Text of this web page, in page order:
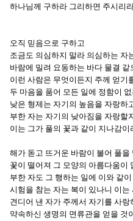
하나님께 구하라 그리하면 주시리
오직 믿음으로 구하고
조금도 의심하지 말라 의심하는 자
바람에 밀려 요동하는 바다 물결 같
이런 사람은 무엇이든지 주께 얻기
두 마음을 품어 모든 일에 정함이
낮은 형제는 자기의 높음을 자랑하
부한 자는 자기의 낮아짐을 자랑할
이는 그가 풀의 꽃과 같이 지나감이
해가 돋고 뜨거운 바람이 불어 풀을
꽃이 떨어져 그 모양의 아름다움이
부한 자도 그 행하는 일에 이와 같
시험을 참는 자는 복이 있나니 이는
견디어 낸 자가 주께서 자기를 사랑
약속하신 생명의 면류관을 얻을 것